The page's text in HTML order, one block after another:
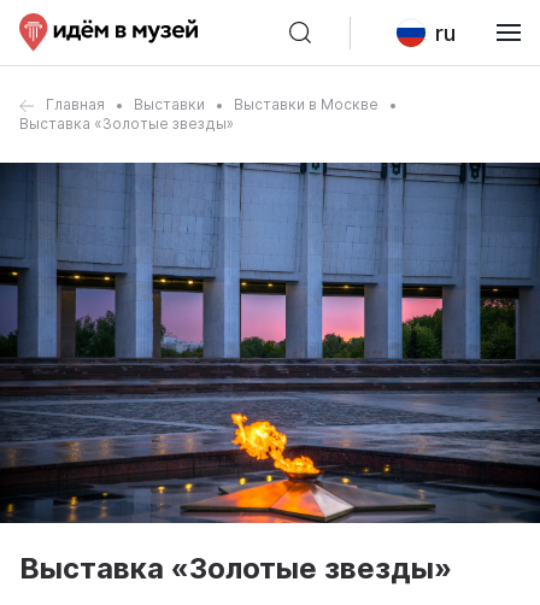
ru
Главная Выставки
Выставки в Москве
Выставка «Золотые звезды»
Выставка «Золотые звезды»